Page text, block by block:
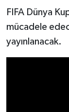
FIFA Dünya
mücadele
yayınlanacak.